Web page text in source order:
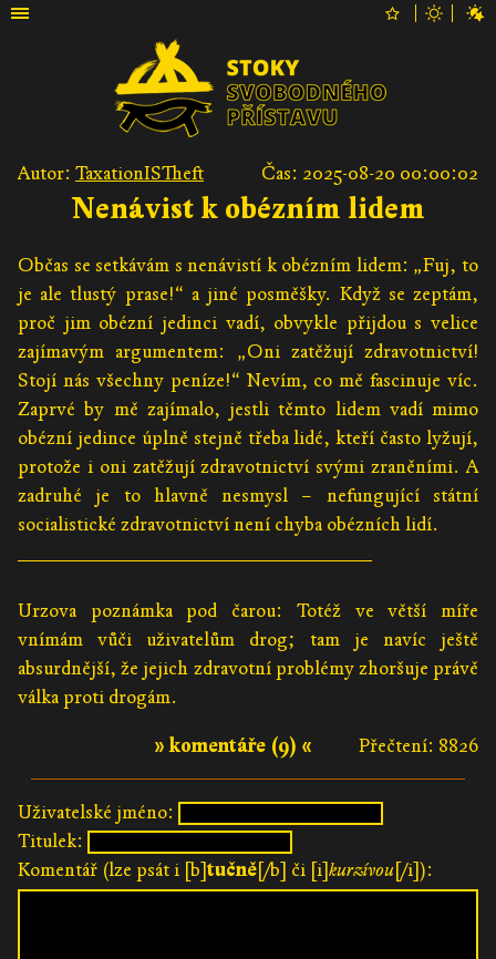
Autor: TaxationISTheft Čas: 2025-08-20 00:00:02
Nenávist k obézním lidem
Občas se setkávám s nenávistí k obézním lidem: „Fuj, to
je ale tlustý prase!“ a jiné posměšky. Když se zeptám,
proč jim obézní jedinci vadí, obvykle přijdou s velice
zajímavým argumentem: „Oni zatěžují zdravotnictví!
Stojí nás všechny peníze!“ Nevím, co mě fascinuje víc.
Zaprvé by mě zajímalo, jestli těmto lidem vadí mimo
obézní jedince úplně stejně třeba lidé, kteří často lyžují,
protože i oni zatěžují zdravotnictví svými zraněními. A
zadruhé je to hlavně nesmysl – nefungující státní
socialistické zdravotnictví není chyba obézních lidí.
Urzova poznámka pod čarou: Totéž ve větší míře
vnímám vůči uživatelům drog; tam je navíc ještě
absurdnější, že jejich zdravotní problémy zhoršuje právě
válka proti drogám.
Přečtení: 8826
» komentáře (9) «
Uživatelské jméno:
Titulek:
Komentář (lze psát i [b]tučně[/b] či [i]kurzívou[/i]):